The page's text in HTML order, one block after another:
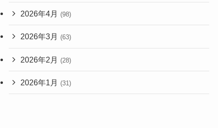
2026年4月 (98)
2026年3月 (63)
2026年2月 (28)
2026年1月 (31)